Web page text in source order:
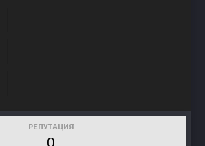
РЕПУТАЦИЯ
0